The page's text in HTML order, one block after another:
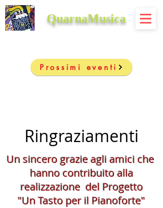
QuarnaMusica
Prossimi eventi
Ringraziamenti
Un sincero grazie agli amici che
hanno contribuito alla
realizzazione del Progetto
"Un Tasto per il Pianoforte"